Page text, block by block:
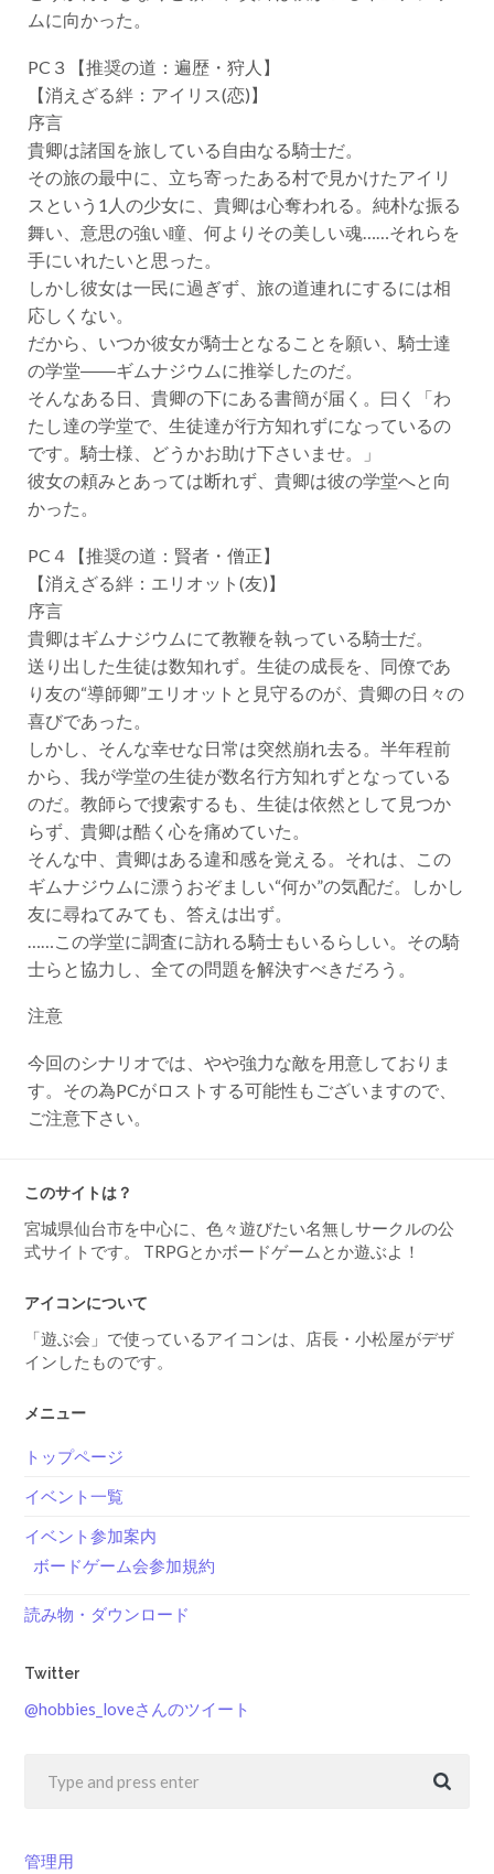
ムに向かった。
PC３【推奨の道：遍歴・狩人】
【消えざる絆：アイリス(恋)】
序言
貴卿は諸国を旅している自由なる騎士だ。
その旅の最中に、立ち寄ったある村で見かけたアイリ
スという1人の少女に、貴卿は心奪われる。純朴な振る
舞い、意思の強い瞳、何よりその美しい魂……それらを
手にいれたいと思った。
しかし彼女は一民に過ぎず、旅の道連れにするには相
応しくない。
だから、いつか彼女が騎士となることを願い、騎士達
の学堂――ギムナジウムに推挙したのだ。
そんなある日、貴卿の下にある書簡が届く。曰く「わ
たし達の学堂で、生徒達が行方知れずになっているの
です。騎士様、どうかお助け下さいませ。」
彼女の頼みとあっては断れず、貴卿は彼の学堂へと向
かった。
PC４【推奨の道：賢者・僧正】
【消えざる絆：エリオット(友)】
序言
貴卿はギムナジウムにて教鞭を執っている騎士だ。
送り出した生徒は数知れず。生徒の成長を、同僚であ
り友の“導師卿”エリオットと見守るのが、貴卿の日々の
喜びであった。
しかし、そんな幸せな日常は突然崩れ去る。半年程前
から、我が学堂の生徒が数名行方知れずとなっている
のだ。教師らで捜索するも、生徒は依然として見つか
らず、貴卿は酷く心を痛めていた。
そんな中、貴卿はある違和感を覚える。それは、この
ギムナジウムに漂うおぞましい“何か”の気配だ。しかし
友に尋ねてみても、答えは出ず。
……この学堂に調査に訪れる騎士もいるらしい。その騎
士らと協力し、全ての問題を解決すべきだろう。
注意
今回のシナリオでは、やや強力な敵を用意しておりま
す。その為PCがロストする可能性もございますので、
ご注意下さい。
このサイトは？
宮城県仙台市を中心に、色々遊びたい名無しサークルの公
式サイトです。 TRPGとかボードゲームとか遊ぶよ！
アイコンについて
「遊ぶ会」で使っているアイコンは、店長・小松屋がデザ
インしたものです。
メニュー
トップページ
イベント一覧
イベント参加案内
ボードゲーム会参加規約
読み物・ダウンロード
Twitter
@hobbies_loveさんのツイート
管理用